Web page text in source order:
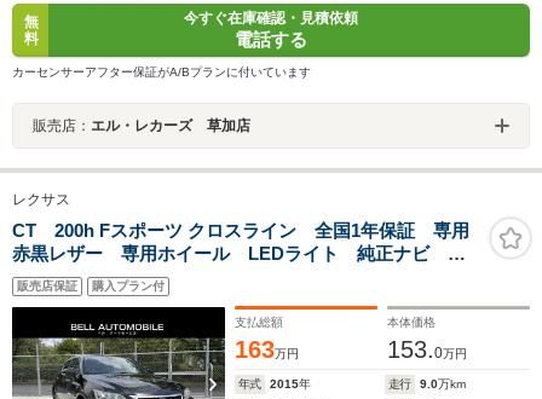
無
料
今すぐ在庫確認・見積依頼
電話する
カーセンサーアフター保証がA/Bプランに付いています
販売店： エル・レカーズ 草加店
レクサス
CT 200h Fスポーツ クロスライン 全国1年保証 専用
赤黒レザー 専用ホイール LEDライト 純正ナビ バ
ックカメラ
販売店保証 購入プラン付
支払総額
163万円
本体価格
153.0万円
年式 2015年 走行 9.0万km